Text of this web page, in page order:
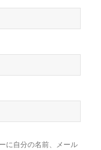
に自分の名前、メール